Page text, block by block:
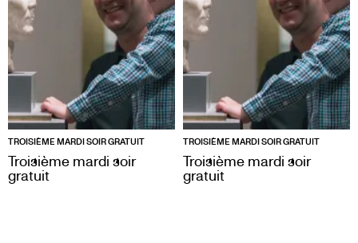
TROISIÈME MARDI SOIR GRATUIT
Troisième mardi soir
gratuit
TROISIÈME MARDI SOIR GRATUIT
Troisième mardi soir
gratuit